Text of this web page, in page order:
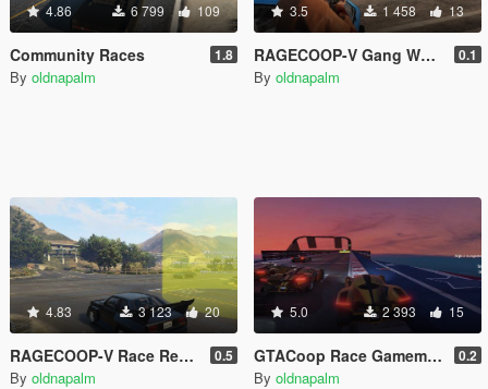
4.86 6 799 109
Community Races 1.8
By oldnapalm
3.5 1 458 13
RAGECOOP-V Gang Wars Resource 0.1
By oldnapalm
4.83 3 123 20
RAGECOOP-V Race Resource 0.5
By oldnapalm
5.0 2 393 15
GTACoop Race Gamemode 0.2
By oldnapalm